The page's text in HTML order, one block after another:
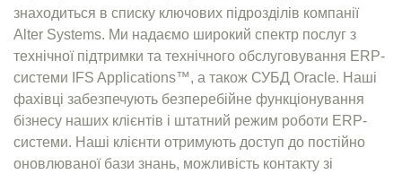
знаходиться в списку ключових підрозділів компанії
Alter Systems. Ми надаємо широкий спектр послуг з
технічної підтримки та технічного обслуговування ERP-
системи IFS Applications™, а також СУБД Oracle. Наші
фахівці забезпечують безперебійне функціонування
бізнесу наших клієнтів і штатний режим роботи ERP-
системи. Наші клієнти отримують доступ до постійно
оновлюваної бази знань, можливість контакту зі